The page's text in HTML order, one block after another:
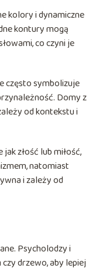
kolory i dynamiczne
kontury mogą
co czyni je
często symbolizuje
Domy z
od kontekstu i
złość lub miłość,
natomiast
i zależy od
Psycholodzy i
drzewo, aby lepiej